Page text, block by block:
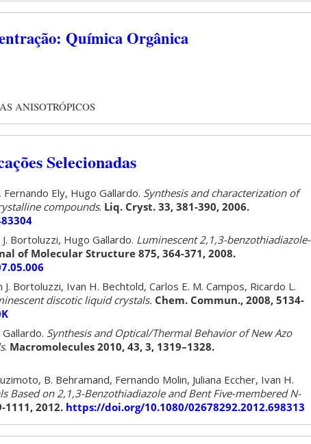
Química Orgânica
ANISOTRÓPICOS
Selecionadas
Ely, Hugo Gallardo. Synthesis and characterization of
compounds. Liq. Cryst. 33, 381-390, 2006.
Bortoluzzi, Hugo Gallardo. Luminescent 2,1,3-benzothiadiazole-
of Molecular Structure 875, 364-371, 2008.
Bortoluzzi, Ivan H. Bechtold, Carlos E. M. Campos, Ricardo L.
discotic liquid crystals. Chem. Commun., 2008, 5134-
Synthesis and Optical/Thermal Behavior of New Azo
. Macromolecules 2010, 43, 3, 1319–1328.
B. Behramand, Fernando Molin, Juliana Eccher, Ivan H.
Based on 2,1,3-Benzothiadiazole and Bent Five-membered N-
1111, 2012. https://doi.org/10.1080/02678292.2012.698313